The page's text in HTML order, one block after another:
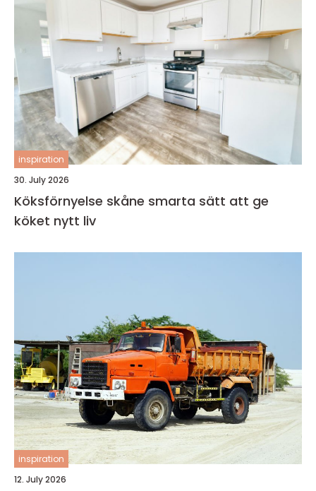
inspiration
30. July 2026
Köksförnyelse skåne smarta sätt att ge
köket nytt liv
inspiration
12. July 2026